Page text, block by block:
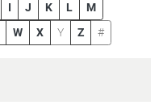
I J K L
M
W X Y Z #